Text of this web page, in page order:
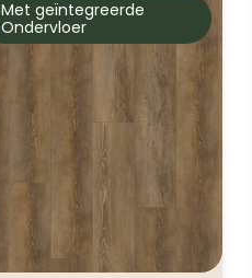
Met geïntegreerde
Ondervloer